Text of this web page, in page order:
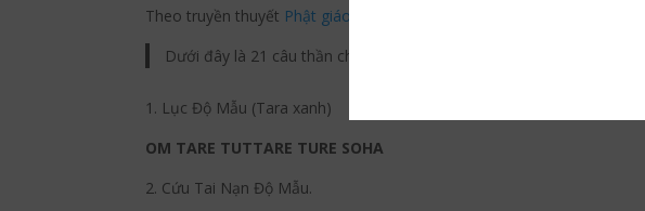
Theo truyền thuyết Phật giáo
Dưới đây là 21 câu thần chú của từng vị Độ Mẫu, bất kỳ ai thành
1. Lục Độ Mẫu (Tara xanh)
OM TARE TUTTARE TURE SOHA
2. Cứu Tai Nạn Độ Mẫu.